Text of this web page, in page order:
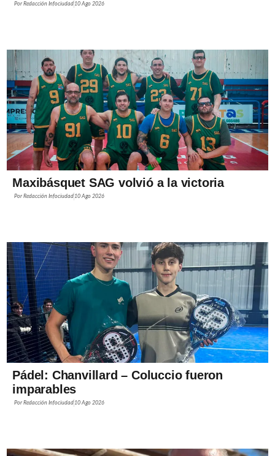
PorRedacción Infociudad 10 Ago 2026
Maxibásquet SAG volvió a la victoria
PorRedacción Infociudad 10 Ago 2026
Pádel: Chanvillard – Coluccio fueron
imparables
PorRedacción Infociudad 10 Ago 2026